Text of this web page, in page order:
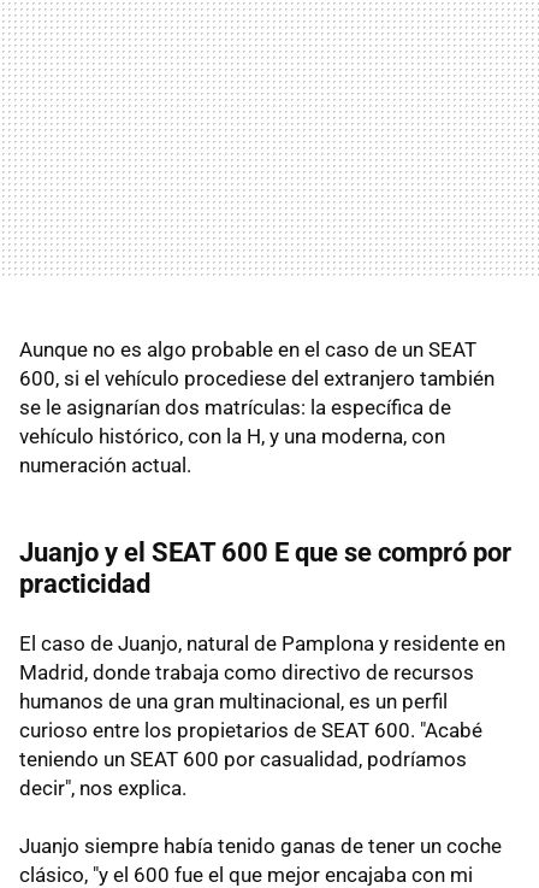
Aunque no es algo probable en el caso de un SEAT
600, si el vehículo procediese del extranjero también
se le asignarían dos matrículas: la específica de
vehículo histórico, con la H, y una moderna, con
numeración actual.
Juanjo y el SEAT 600 E que se compró por
practicidad
El caso de Juanjo, natural de Pamplona y residente en
Madrid, donde trabaja como directivo de recursos
humanos de una gran multinacional, es un perfil
curioso entre los propietarios de SEAT 600. "Acabé
teniendo un SEAT 600 por casualidad, podríamos
decir", nos explica.
Juanjo siempre había tenido ganas de tener un coche
clásico, "y el 600 fue el que mejor encajaba con mi